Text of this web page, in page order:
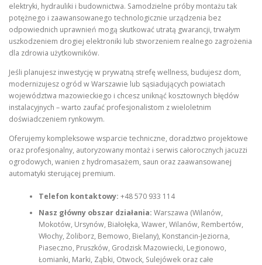
elektryki, hydrauliki i budownictwa. Samodzielne próby montażu tak
potężnego i zaawansowanego technologicznie urządzenia bez
odpowiednich uprawnień mogą skutkować utratą gwarancji, trwałym
uszkodzeniem drogiej elektroniki lub stworzeniem realnego zagrożenia
dla zdrowia użytkowników.
Jeśli planujesz inwestycję w prywatną strefę wellness, budujesz dom,
modernizujesz ogród w Warszawie lub sąsiadujących powiatach
województwa mazowieckiego i chcesz uniknąć kosztownych błędów
instalacyjnych – warto zaufać profesjonalistom z wieloletnim
doświadczeniem rynkowym.
Oferujemy kompleksowe wsparcie techniczne, doradztwo projektowe
oraz profesjonalny, autoryzowany montaż i serwis całorocznych jacuzzi
ogrodowych, wanien z hydromasażem, saun oraz zaawansowanej
automatyki sterującej premium.
Telefon kontaktowy: +48 570 933 114
Nasz główny obszar działania: Warszawa (Wilanów,
Mokotów, Ursynów, Białołęka, Wawer, Wilanów, Rembertów,
Włochy, Żoliborz, Bemowo, Bielany), Konstancin-Jeziorna,
Piaseczno, Pruszków, Grodzisk Mazowiecki, Legionowo,
Łomianki, Marki, Ząbki, Otwock, Sulejówek oraz całe